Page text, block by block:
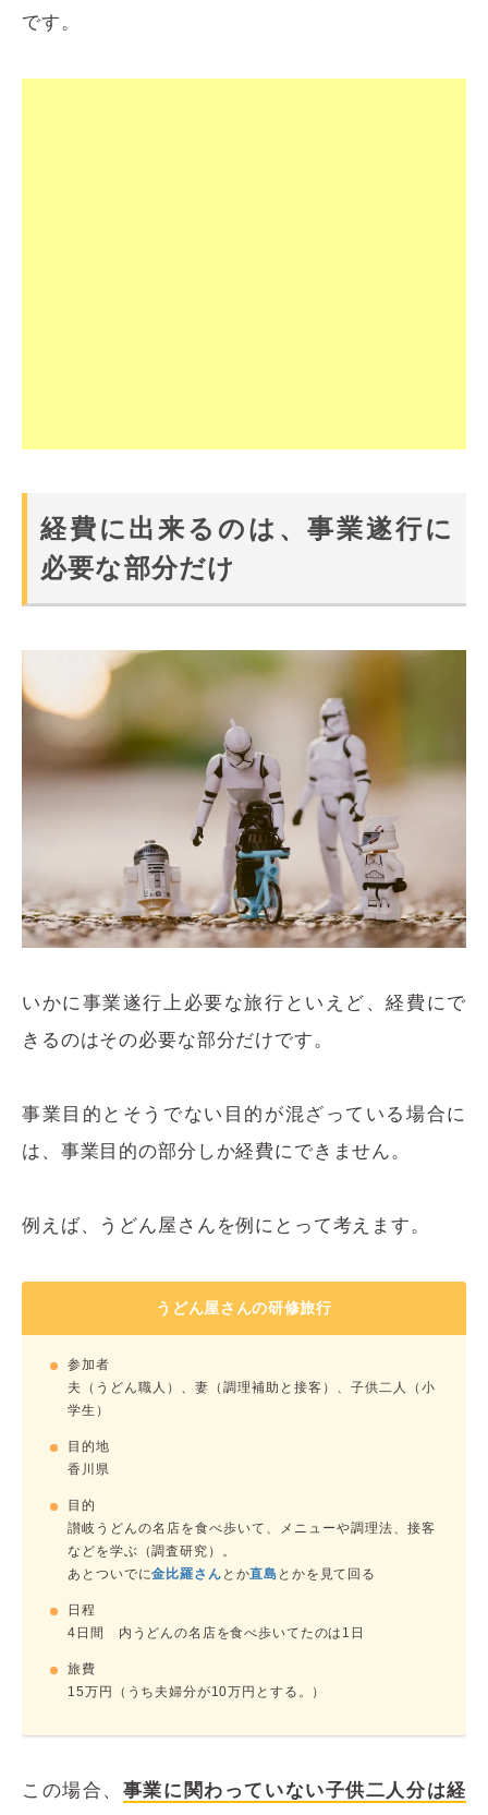
です。
経費に出来るのは、事業遂行に
必要な部分だけ
いかに事業遂行上必要な旅行といえど、経費にで
きるのはその必要な部分だけです。
事業目的とそうでない目的が混ざっている場合に
は、事業目的の部分しか経費にできません。
例えば、うどん屋さんを例にとって考えます。
うどん屋さんの研修旅行
参加者
夫（うどん職人）、妻（調理補助と接客）、子供二人（小
学生）
目的地
香川県
目的
讃岐うどんの名店を食べ歩いて、メニューや調理法、接客
などを学ぶ（調査研究）。
あとついでに金比羅さん とか直島 とかを見て回る
日程
4日間 内うどんの名店を食べ歩いてたのは1日
旅費
15万円（うち夫婦分が10万円とする。）
この場合、 事業に関わっていない子供二人分は経